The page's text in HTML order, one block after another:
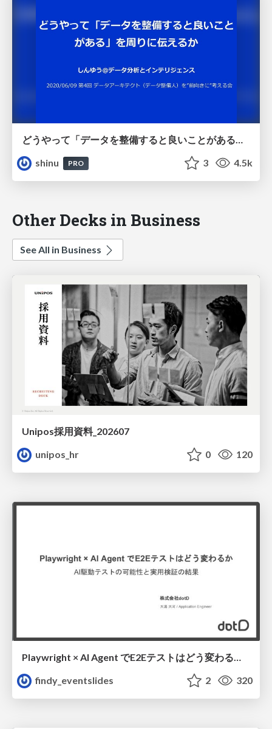
どうやって「データを整備すると良いことがある」を周りに伝えるか / maemuki-data-seibinin04
shinu
PRO 3 4.5k
Other Decks in Business
See All in Business
Unipos採用資料_202607
unipos_hr
0 120
Playwright × AI Agent でE2Eテストはどう変わるか AI駆動テストの可能性と実用検証の結果 _0721
findy_eventslides
2 320